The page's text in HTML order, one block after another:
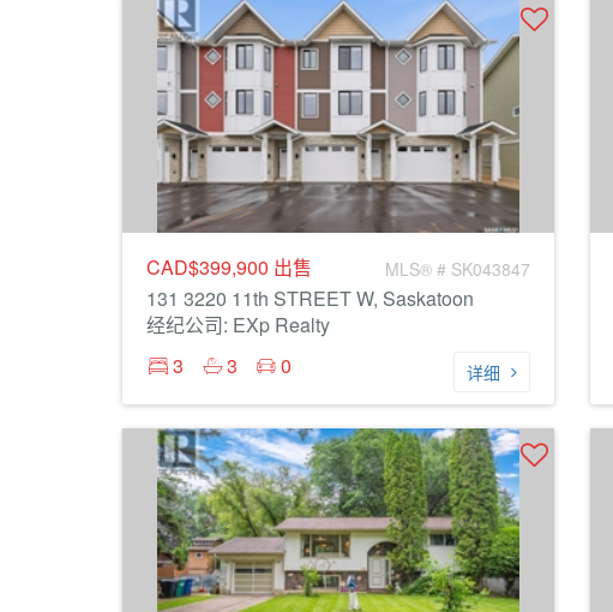
CAD$399,900 出售 MLS® # SK043847
131 3220 11th STREET W, Saskatoon
经纪公司: EXp Realty
3
3 0 详细